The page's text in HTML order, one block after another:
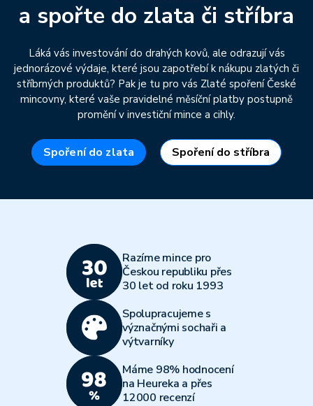
a spořte do zlata či stříbra
Láká vás investování do drahých kovů, ale odrazují vás
jednorázové výdaje, které jsou zapotřebí k nákupu zlatých či
stříbrných produktů? Pak je tu pro vás Zlaté spoření České
mincovny, které vaše pravidelné měsíční platby postupně
promění v investiční mince a cihly.
Spoření do zlata Spoření do stříbra
Razíme mince pro
Českou republiku přes
30 let od roku 1993
Spolupracujeme s
význačnými sochaři a
výtvarníky
Máme 98% hodnocení
na Heureka a přes
12000 recenzí